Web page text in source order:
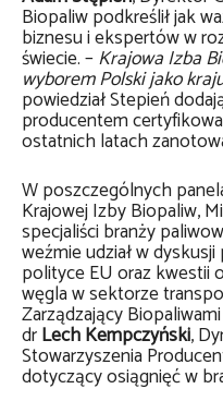
Biopaliw podkreślił jak
biznesu i ekspertów w
świecie. –Krajowa Izba
wyborem Polski jako
powiedział Stepień
producentem
ostatnich latach
W poszczególnych
Krajowej Izby Biopaliw,
specjaliści branży
weźmie udział w
polityce EU oraz kwestii
węgla w sektorze
Zarządzający
drLech Kempczyński,
Stowarzyszenia
dotyczący osiągnięć w